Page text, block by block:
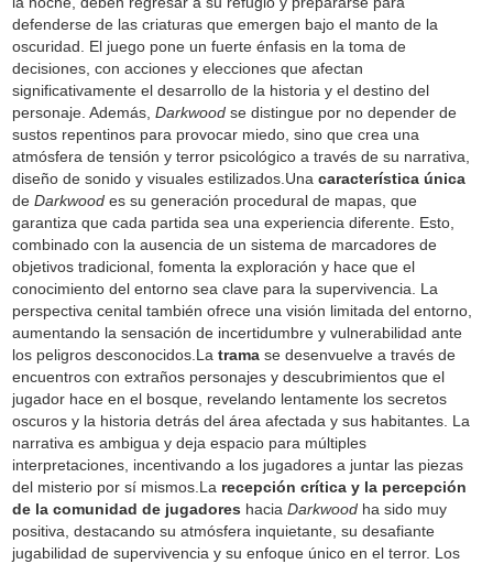
defenderse de las criaturas que emergen bajo el manto de la
oscuridad. El juego pone un fuerte énfasis en la toma de
decisiones, con acciones y elecciones que afectan
significativamente el desarrollo de la historia y el destino del
personaje. Además,Darkwood se distingue por no depender de
sustos repentinos para provocar miedo, sino que crea una
atmósfera de tensión y terror psicológico a través de su narrativa,
diseño de sonido y visuales estilizados.Unacaracterística única
deDarkwood es su generación procedural de mapas, que
garantiza que cada partida sea una experiencia diferente. Esto,
combinado con la ausencia de un sistema de marcadores de
objetivos tradicional, fomenta la exploración y hace que el
conocimiento del entorno sea clave para la supervivencia. La
perspectiva cenital también ofrece una visión limitada del entorno,
aumentando la sensación de incertidumbre y vulnerabilidad ante
los peligros desconocidos.Latrama se desenvuelve a través de
encuentros con extraños personajes y descubrimientos que el
jugador hace en el bosque, revelando lentamente los secretos
oscuros y la historia detrás del área afectada y sus habitantes. La
narrativa es ambigua y deja espacio para múltiples
interpretaciones, incentivando a los jugadores a juntar las piezas
del misterio por sí mismos.La recepción crítica y la percepción
de la comunidad de jugadores haciaDarkwood ha sido muy
positiva, destacando su atmósfera inquietante, su desafiante
jugabilidad de supervivencia y su enfoque único en el terror. Los